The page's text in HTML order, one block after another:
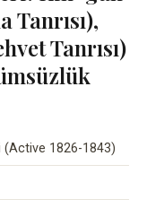
Tanrısı)
(Active 1826-1843)